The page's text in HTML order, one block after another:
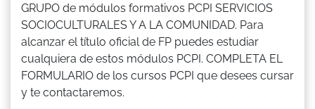
GRUPO de módulos formativos PCPI SERVICIOS
SOCIOCULTURALES Y A LA COMUNIDAD. Para
alcanzar el título oficial de FP puedes estudiar
cualquiera de estos módulos PCPI. COMPLETA EL
FORMULARIO de los cursos PCPI que desees cursar
y te contactaremos.